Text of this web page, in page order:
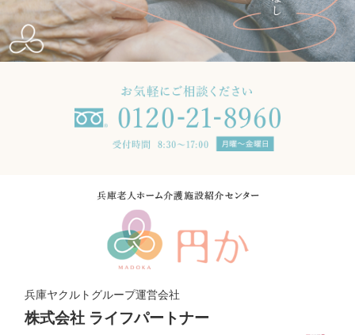
兵庫ヤクルトグループ運営会社
株式会社 ライフパートナー